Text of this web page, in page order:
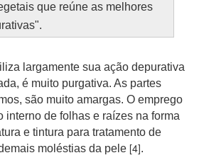
que reúne as melhores
largamente sua ação depurativa
é muito purgativa. As partes
são muito amargas. O emprego
interno de folhas e raízes na forma
e tintura para tratamento de
moléstias da pele [4].